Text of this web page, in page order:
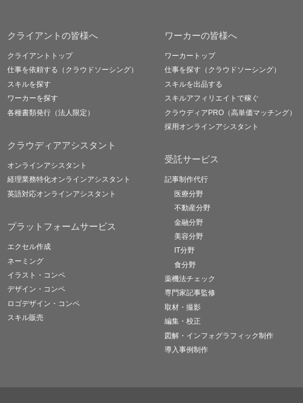
クライアントの皆様へ
クライアントトップ
仕事を依頼する（クラウドソーシング）
スキルを探す
ワーカーを探す
各種書類発行（法人限定）
クラウディアアシスタント
オンラインアシスタント
経理業務特化オンラインアシスタント
英語対応オンラインアシスタント
プラットフォームサービス
エクセル作成
ネーミング
イラスト・コンペ
デザイン・コンペ
ロゴデザイン・コンペ
スキル販売
ワーカーの皆様へ
ワーカートップ
仕事を探す（クラウドソーシング）
スキルを出品する
スキルアフィリエイトで稼ぐ
クラウディアPRO（高単価マッチング）
採用オンラインアシスタント
受託サービス
記事制作代行
医療分野
不動産分野
金融分野
美容分野
IT分野
食分野
薬機法チェック
専門家記事監修
取材・撮影
編集・校正
図解・インフォグラフィック制作
導入事例制作